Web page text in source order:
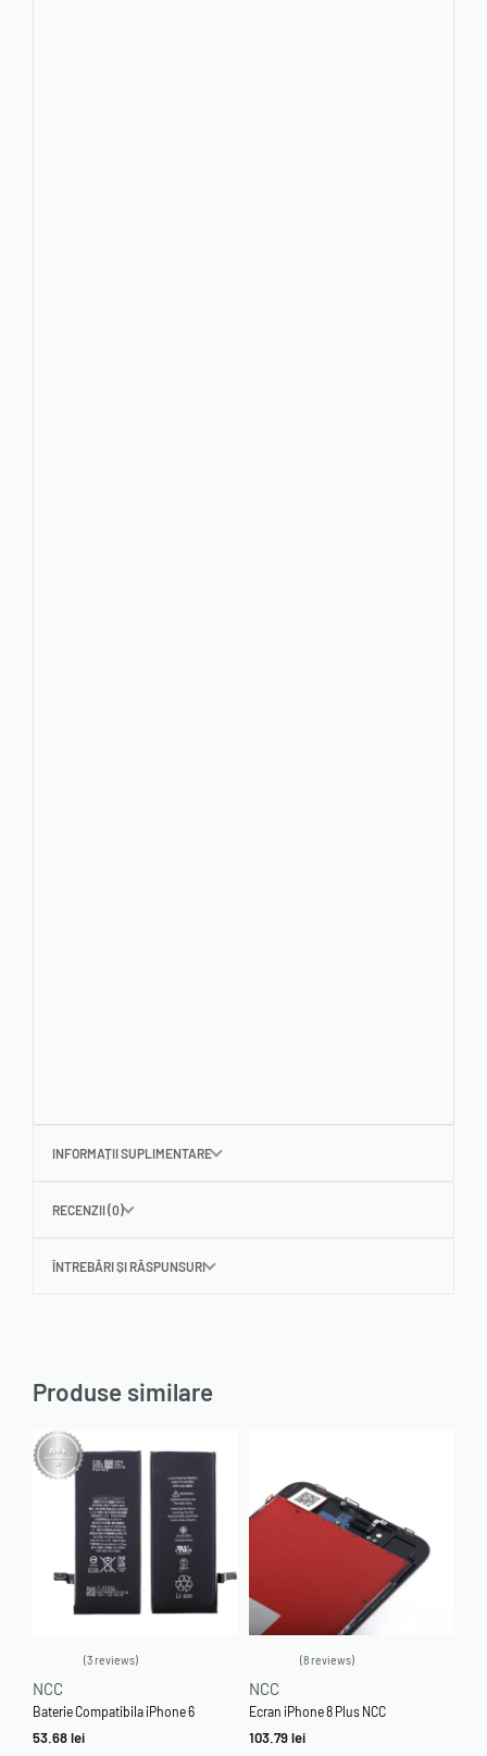
INFORMAȚII SUPLIMENTARE
RECENZII (0)
ÎNTREBĂRI ȘI RĂSPUNSURI
Produse similare
3 reviews
NCC
Baterie Compatibila iPhone 6
53.68lei
8 reviews
NCC
Ecran iPhone 8 Plus NCC
103.79lei